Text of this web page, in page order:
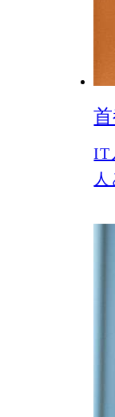
IT